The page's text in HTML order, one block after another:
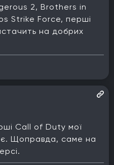
2, Brothers in
Strike Force, перші
на добрих
Call of Duty мої
є. Щоправда, саме на